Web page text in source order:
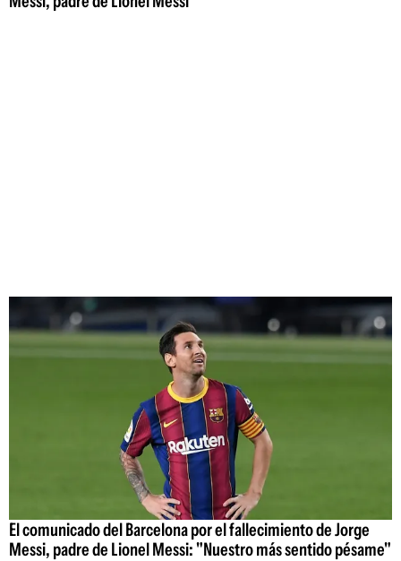
El comunicado del Barcelona por el fallecimiento de Jorge
Messi, padre de Lionel Messi: "Nuestro más sentido pésame"